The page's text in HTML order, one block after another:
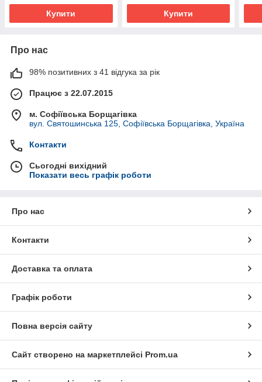
Купити Купити
Про нас
98% позитивних з 41 відгука за рік
Працює з 22.07.2015
м. Софіївська Борщагівка
вул. Святошинська 125, Софіївська Борщагівка, Україна
Контакти
Сьогодні вихідний
Показати весь графік роботи
Про нас
Контакти
Доставка та оплата
Графік роботи
Повна версія сайту
Сайт створено на маркетплейсі Prom.ua